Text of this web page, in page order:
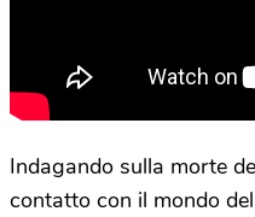
Indagando sulla morte
contatto con il mondo